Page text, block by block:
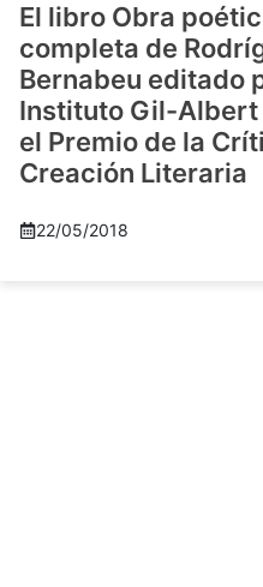
El libro Obra
completa de
Bernabeu editado
Instituto Gil-
el Premio de la
Creación Literaria
22/05/2018